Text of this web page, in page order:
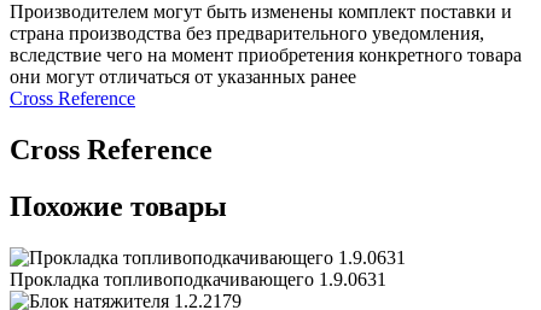
Производителем могут быть изменены комплект поставки и
страна производства без предварительного уведомления,
вследствие чего на момент приобретения конкретного товара
они могут отличаться от указанных ранее
Сross Reference
Сross Reference
Похожие товары
Прокладка топливоподкачивающего 1.9.0631